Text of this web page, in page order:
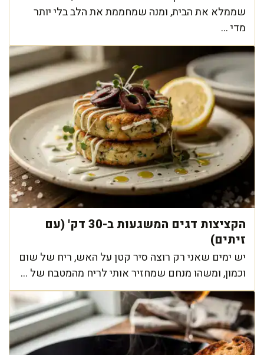
שממלא את הבית, ומנה שמחממת את הלב בלי יותר
מדי ...
הקציצות דגים המשגעות ב-30 דק' (עם
זיתים)
יש ימים שאני רק רוצה סיר קטן על האש, ריח של שום
וכמון, ומשהו מנחם שמחזיר אותי לריח מהמטבח של ...